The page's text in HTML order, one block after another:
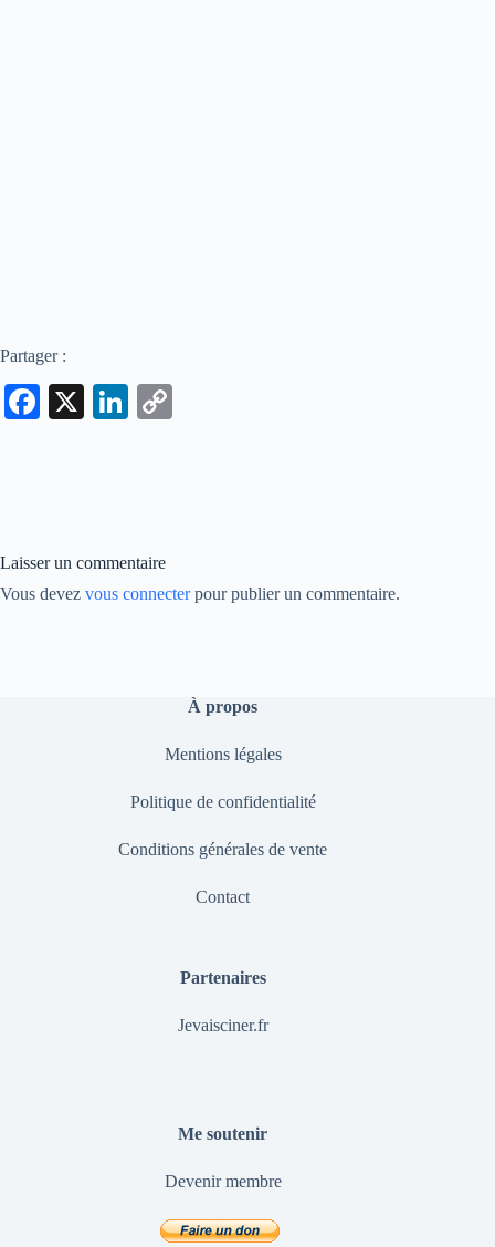
Partager :
Fa
X
Li
Laisser un commentaire
Vous devez vous connecterpour publier un commentaire.
À propos
Mentions légales
Politique de confidentialité
Conditions générales de vente
Contact
Partenaires
Jevaisciner.fr
Me soutenir
Devenir membre